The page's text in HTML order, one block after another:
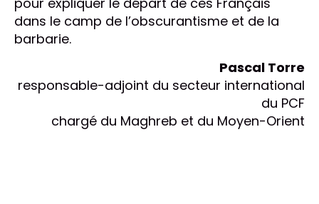
dans le camp de l’obscurantisme et de la
barbarie.
Pascal Torre
responsable-adjoint du secteur international
du PCF
chargé du Maghreb et du Moyen-Orient